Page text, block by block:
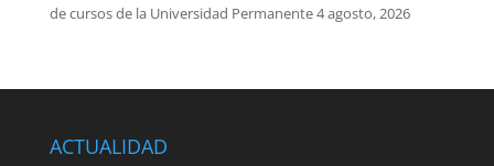
de cursos de la Universidad Permanente4 agosto, 2026
ACTUALIDAD